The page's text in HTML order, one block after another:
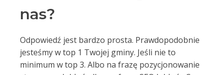
nas?
Odpowiedź jest bardzo prosta. Prawdopodobnie
jesteśmy w top 1 Twojej gminy. Jeśli nie to
minimum w top 3. Albo na frazę pozycjonowanie